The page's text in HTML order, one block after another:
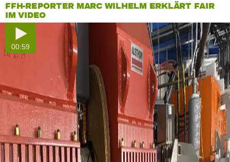
FFH-REPORTER MARC WILHELM ERKLÄRT FAIR
IM VIDEO
00:59